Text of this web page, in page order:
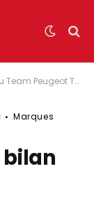
TotalEnergies
Marques
bilan